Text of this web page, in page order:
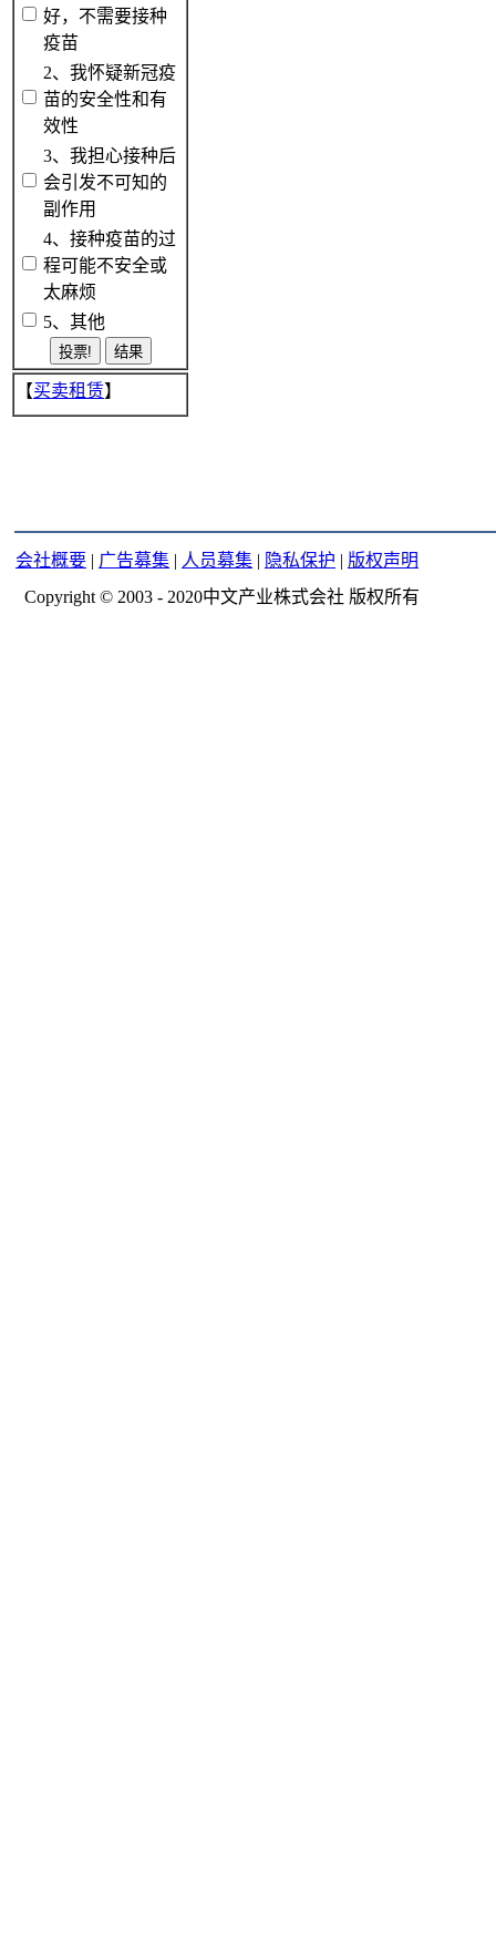
好，不需要接种
疫苗
2、我怀疑新冠疫
苗的安全性和有
效性
3、我担心接种后
会引发不可知的
副作用
4、接种疫苗的过
程可能不安全或
太麻烦
5、其他
【买卖租赁】
会社概要 | 广告募集 | 人员募集 | 隐私保护 | 版权声明
Copyright © 2003 - 2020中文产业株式会社 版权所有